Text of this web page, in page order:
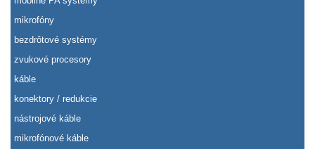
mikrofóny
bezdrôtové systémy
zvukové procesory
káble
konektory / redukcie
nástrojové káble
mikrofónové káble